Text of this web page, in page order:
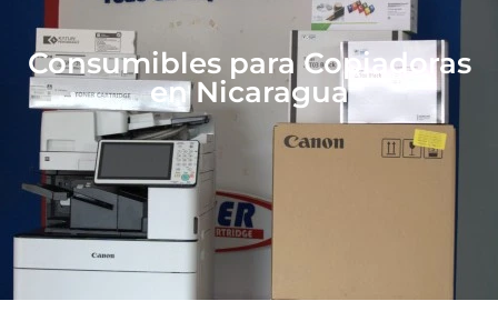
Consumibles para Copiadoras
en Nicaragua